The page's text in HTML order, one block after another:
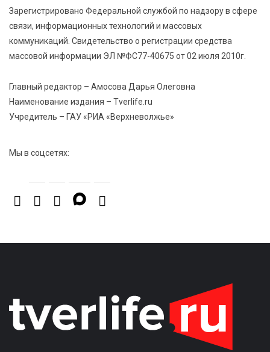
Оловянные солдатики и реликвии прошлого: что
можно увидеть на новой выставке в Торжке
В Тверской области 7 августа ожидаются ливни,
грозы и сильный ветер
Зарегистрировано Федеральной службой по надзору в сфере
связи, информационных технологий и массовых
коммуникаций. Свидетельство о регистрации средства
массовой информации ЭЛ №ФС77-40675 от 02 июля 2010г.
Главный редактор – Амосова Дарья Олеговна
Наименование издания – Tverlife.ru
Учредитель – ГАУ «РИА «Верхневолжье»
Мы в соцсетях: